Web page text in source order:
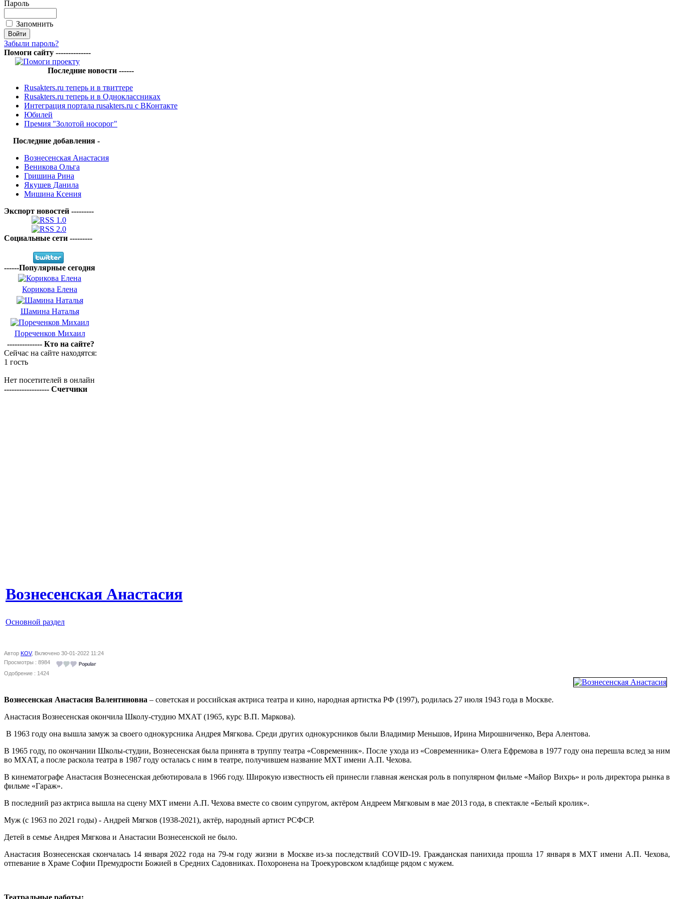
Пароль
Запомнить
Забыли пароль?
Помоги сайту --------------
Последние новости ------
Rusakters.ru теперь и в твиттере
Rusakters.ru теперь и в Одноклассниках
Интеграция портала rusakters.ru с ВКонтакте
Юбилей
Премия "Золотой носорог"
Последние добавления -
Вознесенская Анастасия
Веникова Ольга
Гришина Рина
Якушев Данила
Мишина Ксения
Экспорт новостей ---------
Социальные сети ---------
------Популярные сегодня
Корикова Елена
Шамина Наталья
Пореченков Михаил
-------------- Кто на сайте?
Сейчас на сайте находятся:
1 гость
Нет посетителей в онлайн
------------------ Счетчики
Вознесенская Анастасия
Основной раздел
Автор KOV, Включено 30-01-2022 11:24
Просмотры : 8984
Одобрение : 1424
Вознесенская Анастасия Валентиновна – советская и российская актриса театра и кино, народная артистка РФ (1997), родилась 27 июля 1943 года в Москве.
Анастасия Вознесенская окончила Школу-студию МХАТ (1965, курс В.П. Маркова).
В 1963 году она вышла замуж за своего однокурсника Андрея Мягкова. Среди других однокурсников были Владимир Меньшов, Ирина Мирошниченко, Вера Алентова.
В 1965 году, по окончании Школы-студии, Вознесенская была принята в труппу театра «Современник». После ухода из «Современника» Олега Ефремова в 1977 году она перешла вслед за ним
во МХАТ, а после раскола театра в 1987 году осталась с ним в театре, получившем название МХТ имени А.П. Чехова.
В кинематографе Анастасия Вознесенская дебютировала в 1966 году. Широкую известность ей принесли главная женская роль в популярном фильме «Майор Вихрь» и роль директора рынка в
фильме «Гараж».
В последний раз актриса вышла на сцену МХТ имени А.П. Чехова вместе со своим супругом, актёром Андреем Мягковым в мае 2013 года, в спектакле «Белый кролик».
Муж (с 1963 по 2021 годы) - Андрей Мягков (1938-2021), актёр, народный артист РСФСР.
Детей в семье Андрея Мягкова и Анастасии Вознесенской не было.
Анастасия Вознесенская скончалась 14 января 2022 года на 79-м году жизни в Москве из-за последствий COVID-19. Гражданская панихида прошла 17 января в МХТ имени А.П. Чехова,
отпевание в Храме Софии Премудрости Божией в Средних Садовниках. Похоронена на Троекуровском кладбище рядом с мужем.
Театральные работы: